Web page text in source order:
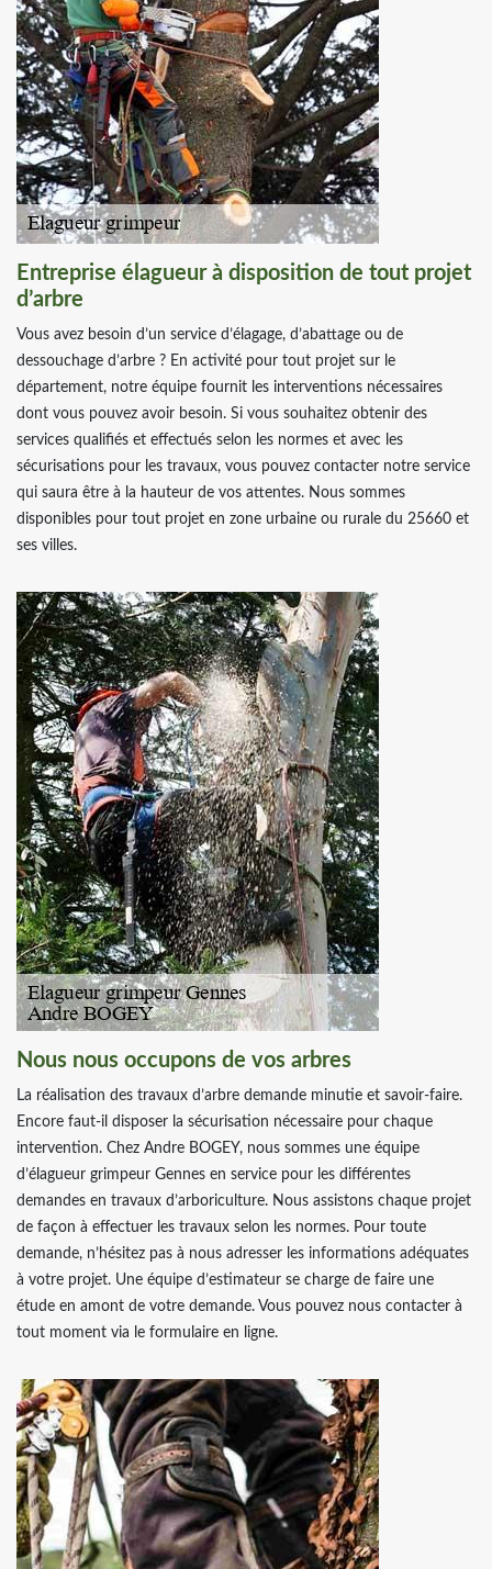
Entreprise élagueur à disposition de tout projet
d’arbre
Vous avez besoin d’un service d’élagage, d’abattage ou de
dessouchage d’arbre ? En activité pour tout projet sur le
département, notre équipe fournit les interventions nécessaires
dont vous pouvez avoir besoin. Si vous souhaitez obtenir des
services qualifiés et effectués selon les normes et avec les
sécurisations pour les travaux, vous pouvez contacter notre service
qui saura être à la hauteur de vos attentes. Nous sommes
disponibles pour tout projet en zone urbaine ou rurale du 25660 et
ses villes.
Nous nous occupons de vos arbres
La réalisation des travaux d’arbre demande minutie et savoir-faire.
Encore faut-il disposer la sécurisation nécessaire pour chaque
intervention. Chez Andre BOGEY, nous sommes une équipe
d’élagueur grimpeur Gennes en service pour les différentes
demandes en travaux d’arboriculture. Nous assistons chaque projet
de façon à effectuer les travaux selon les normes. Pour toute
demande, n’hésitez pas à nous adresser les informations adéquates
à votre projet. Une équipe d’estimateur se charge de faire une
étude en amont de votre demande. Vous pouvez nous contacter à
tout moment via le formulaire en ligne.